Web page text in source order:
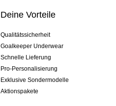
Deine Vorteile
Qualitätssicherheit
Goalkeeper Underwear
Schnelle Lieferung
Pro-Personalisierung
Exklusive Sondermodelle
Aktionspakete